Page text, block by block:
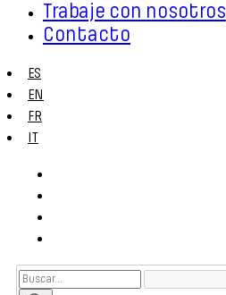
Trabaje con nosotros
Contacto
ES
EN
FR
IT